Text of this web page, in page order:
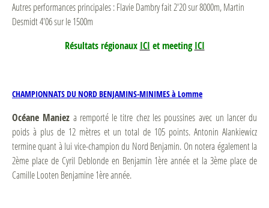
Autres performances principales : Flavie Dambry fait 2'20 sur 8000m, Martin
Desmidt 4'06 sur le 1500m
Résultats régionaux ICI et meetingICI
CHAMPIONNATS DU NORD BENJAMINS-MINIMES à Lomme
Océane Maniez a remporté le titre chez les poussines avec un lancer du
poids à plus de 12 mètres et un total de 105 points. Antonin Alankiewicz
termine quant à lui vice-champion du Nord Benjamin. On notera également la
2ème place de Cyril Deblonde en Benjamin 1ère année et la 3ème place de
Camille Looten Benjamine 1ère année.